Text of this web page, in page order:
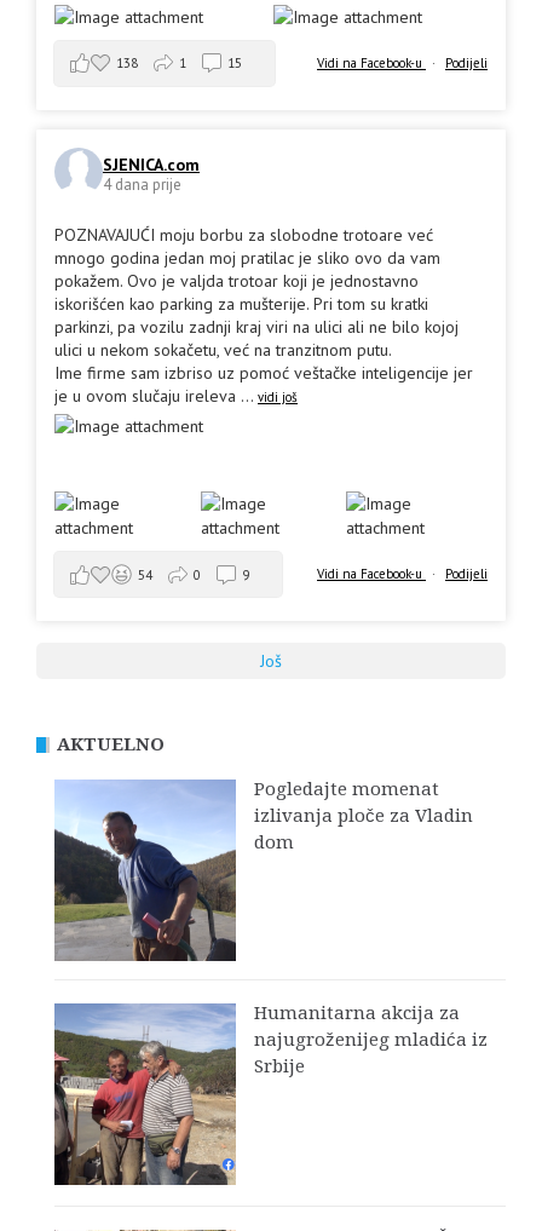
Vidi na Facebook-u · Podijeli
138 1 15
SJENICA.com
4 dana prije
POZNAVAJUĆI moju borbu za slobodne trotoare već
mnogo godina jedan moj pratilac je sliko ovo da vam
pokažem. Ovo je valjda trotoar koji je jednostavno
iskorišćen kao parking za mušterije. Pri tom su kratki
parkinzi, pa vozilu zadnji kraj viri na ulici ali ne bilo kojoj
ulici u nekom sokačetu, već na tranzitnom putu.
Ime firme sam izbriso uz pomoć veštačke inteligencije jer
je u ovom slučaju ireleva ... vidi još
Vidi na Facebook-u · Podijeli
54 0 9
Još
AKTUELNO
Pogledajte momenat
izlivanja ploče za Vladin
dom
Humanitarna akcija za
najugroženijeg mladića iz
Srbije